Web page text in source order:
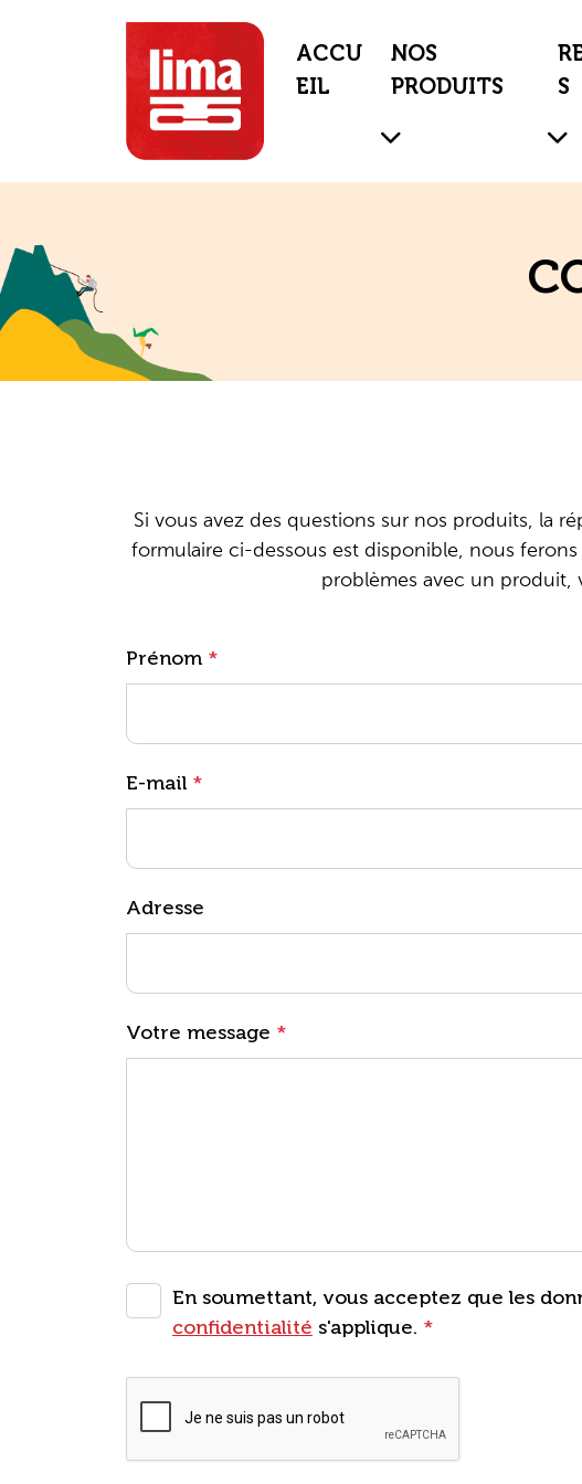
ACCU
EIL
NOS
PRODUITS
S
Si vous avez des questions sur nos produits, la
formulaire ci-dessous est disponible, nous
problèmes avec un produit,
Prénom *
E-mail *
Adresse
Votre message *
En soumettant, vous acceptez que les
confidentialité s'applique. *